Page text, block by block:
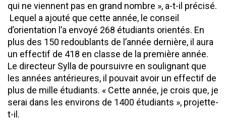
qui ne viennent pas en grand nombre », a-t-il précisé.
Lequel a ajouté que cette année, le conseil
d’orientation l’a envoyé 268 étudiants orientés. En
plus des 150 redoublants de l’année dernière, il aura
un effectif de 418 en classe de la première année.
Le directeur Sylla de poursuivre en soulignant que
les années antérieures, il pouvait avoir un effectif de
plus de mille étudiants. « Cette année, je crois que, je
serai dans les environs de 1400 étudiants », projette-
t-il.